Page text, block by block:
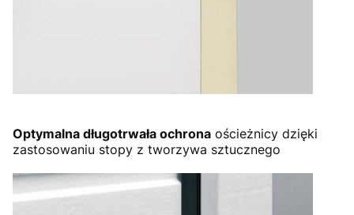
Optymalna długotrwała ochrona ościeżnicy dzięki
zastosowaniu stopy z tworzywa sztucznego